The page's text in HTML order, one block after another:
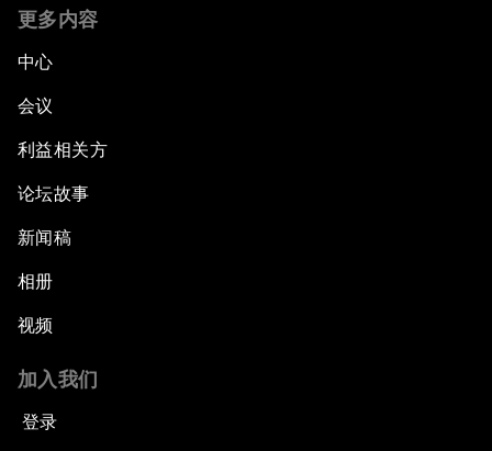
更多内容
中心
会议
利益相关方
论坛故事
新闻稿
相册
视频
加入我们
登录